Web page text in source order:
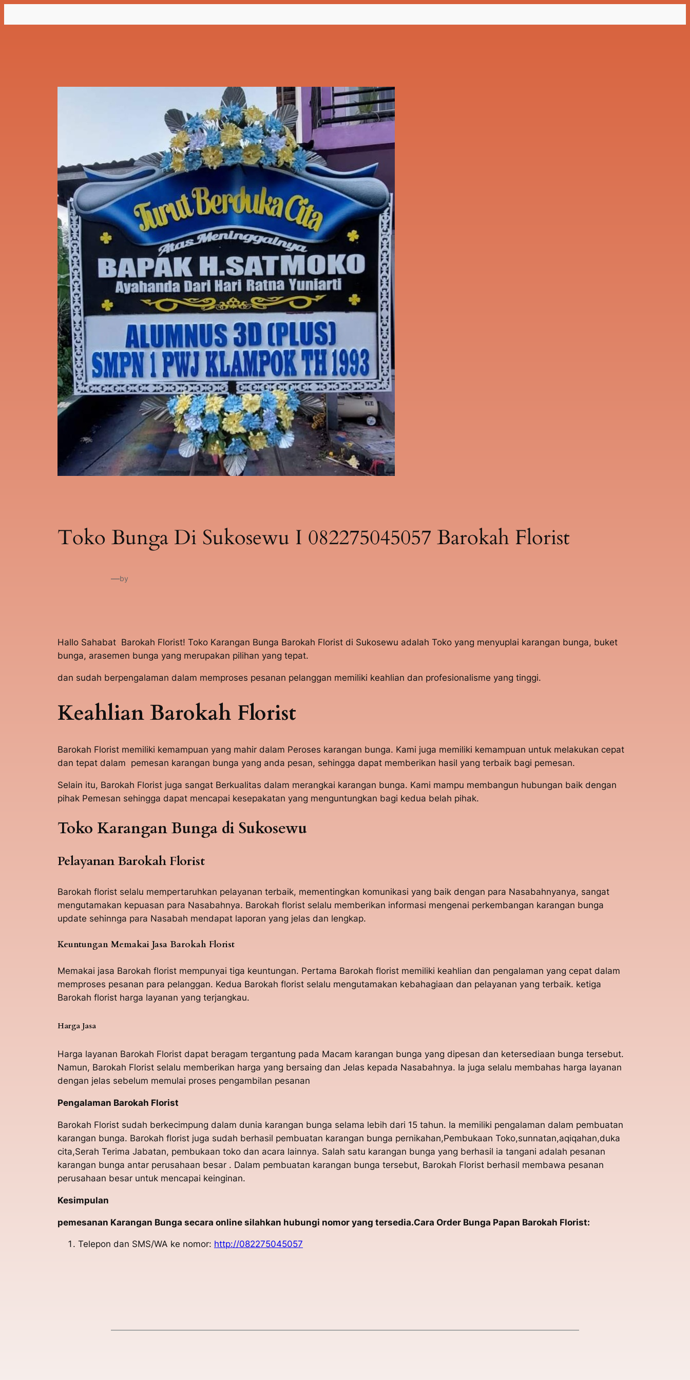
ke
Toko Bunga Di Sukosewu I 082275045057 Barokah Florist
—by
Hallo Sahabat Barokah Florist! Toko Karangan Bunga Barokah Florist di Sukosewu adalah Toko yang menyuplai karangan bunga, buket
bunga, arasemen bunga yang merupakan pilihan yang tepat.
dan sudah berpengalaman dalam memproses pesanan pelanggan memiliki keahlian dan profesionalisme yang tinggi.
Keahlian Barokah Florist
Barokah Florist memiliki kemampuan yang mahir dalam Peroses karangan bunga. Kami juga memiliki kemampuan untuk melakukan cepat
dan tepat dalam pemesan karangan bunga yang anda pesan, sehingga dapat memberikan hasil yang terbaik bagi pemesan.
Selain itu, Barokah Florist juga sangat Berkualitas dalam merangkai karangan bunga. Kami mampu membangun hubungan baik dengan
pihak Pemesan sehingga dapat mencapai kesepakatan yang menguntungkan bagi kedua belah pihak.
Toko Karangan Bunga di Sukosewu
Pelayanan Barokah Florist
Barokah florist selalu mempertaruhkan pelayanan terbaik, mementingkan komunikasi yang baik dengan para Nasabahnyanya, sangat
mengutamakan kepuasan para Nasabahnya. Barokah florist selalu memberikan informasi mengenai perkembangan karangan bunga
update sehinnga para Nasabah mendapat laporan yang jelas dan lengkap.
Keuntungan Memakai Jasa Barokah Florist
Memakai jasa Barokah florist mempunyai tiga keuntungan. Pertama Barokah florist memiliki keahlian dan pengalaman yang cepat dalam
memproses pesanan para pelanggan. Kedua Barokah florist selalu mengutamakan kebahagiaan dan pelayanan yang terbaik. ketiga
Barokah florist harga layanan yang terjangkau.
Harga Jasa
Harga layanan Barokah Florist dapat beragam tergantung pada Macam karangan bunga yang dipesan dan ketersediaan bunga tersebut.
Namun, Barokah Florist selalu memberikan harga yang bersaing dan Jelas kepada Nasabahnya. Ia juga selalu membahas harga layanan
dengan jelas sebelum memulai proses pengambilan pesanan
Pengalaman Barokah Florist
Barokah Florist sudah berkecimpung dalam dunia karangan bunga selama lebih dari 15 tahun. Ia memiliki pengalaman dalam pembuatan
karangan bunga. Barokah florist juga sudah berhasil pembuatan karangan bunga pernikahan,Pembukaan Toko,sunnatan,aqiqahan,duka
cita,Serah Terima Jabatan, pembukaan toko dan acara lainnya. Salah satu karangan bunga yang berhasil ia tangani adalah pesanan
karangan bunga antar perusahaan besar . Dalam pembuatan karangan bunga tersebut, Barokah Florist berhasil membawa pesanan
perusahaan besar untuk mencapai keinginan.
Kesimpulan
pemesanan Karangan Bunga secara online silahkan hubungi nomor yang tersedia.Cara Order Bunga Papan Barokah Florist:
Telepon dan SMS/WA ke nomor: http://082275045057